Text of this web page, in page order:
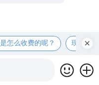
怎么收费的呢？ 现在有